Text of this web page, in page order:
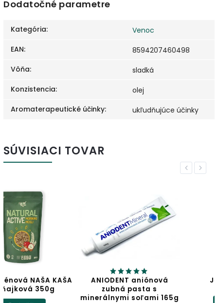
Dodatočné parametre
Kategória:
Venoc
EAN:
8594207460498
Vôňa:
sladká
Konzistencia:
olej
Aromaterapeutické účinky: ukľudňujúce účinky
SÚVISIACI TOVAR
Previous
ANIODENT aniónová
zubná pasta s
minerálnymi soľami 165g
Jablčný ocot
Next